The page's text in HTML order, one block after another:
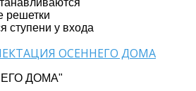
решетки
ступени у входа
ОСЕННЕГО ДОМА
ДОМА"